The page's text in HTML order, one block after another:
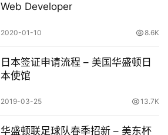
Web Developer
2020-01-10 8.6K
日本签证申请流程 – 美国华盛顿日
本使馆
2019-03-25 13.7K
华盛顿联足球队春季招新 – 美东杯